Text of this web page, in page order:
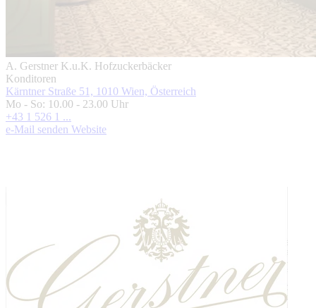
A. Gerstner K.u.K. Hofzuckerbäcker
Konditoren
Kärntner Straße 51, 1010 Wien, Österreich
Mo - So: 10.00 - 23.00 Uhr
+43 1 526 1 ...
e-Mail senden Website